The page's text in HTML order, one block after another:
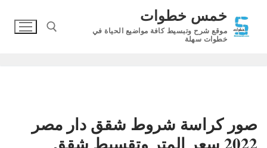
المحتوى
خمس خطوات
موقع شرح وتبسيط كافة مواضيع الحياة في
خطوات سهلة
صور كراسة شروط شقق دار مصر